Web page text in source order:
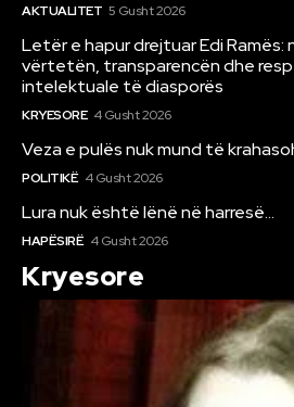
AKTUALITET 5 Gusht 2026
Letër e hapur drejtuar Edi Ramës:
vërtetën, transparencën dhe
intelektuale të diasporës
KRYESORE 4 Gusht 2026
Veza e pulës nuk mund të
POLITIKË 4 Gusht 2026
Lura nuk është lënë në harresë…
HAPËSIRË 4 Gusht 2026
Kryesore